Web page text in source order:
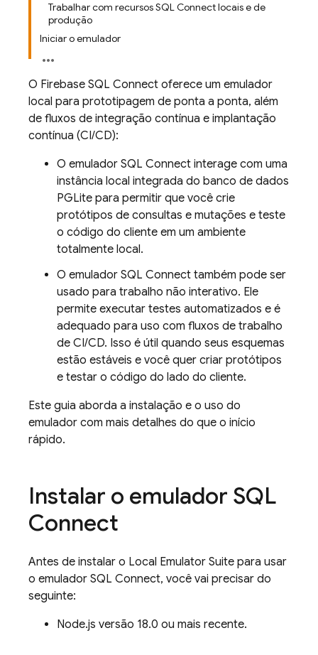
Trabalhar com recursos SQL Connect locais e de
produção
Iniciar o emulador
O Firebase SQL Connect oferece um emulador
local para prototipagem de ponta a ponta, além
de fluxos de integração contínua e implantação
contínua (CI/CD):
O emulador SQL Connect interage com uma
instância local integrada do banco de dados
PGLite para permitir que você crie
protótipos de consultas e mutações e teste
o código do cliente em um ambiente
totalmente local.
O emulador SQL Connect também pode ser
usado para trabalho não interativo. Ele
permite executar testes automatizados e é
adequado para uso com fluxos de trabalho
de CI/CD. Isso é útil quando seus esquemas
estão estáveis e você quer criar protótipos
e testar o código do lado do cliente.
Este guia aborda a instalação e o uso do
emulador com mais detalhes do que o início
rápido.
Instalar o emulador SQL
Connect
Antes de instalar o Local Emulator Suite para usar
o emulador SQL Connect, você vai precisar do
seguinte:
Node.js versão 18.0 ou mais recente.